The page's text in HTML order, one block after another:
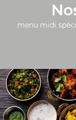
menu midi